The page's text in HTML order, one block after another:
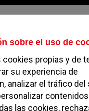
10 de agosto de 2026
Molina | Sube
27 JULIO 2015